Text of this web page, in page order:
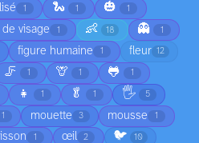
1 🐍 1 🎃 1
visage 1 👶 18 👻 1
figure humaine 1 fleur 12
🦵 1 🦒 1 🐸 1
👧 1 🥬 1 🖐️ 5
1 mouette 3 mousse 1
1 œil 2 🐦 10